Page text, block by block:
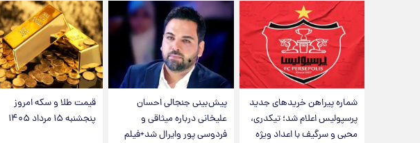
شماره پیراهن خریدهای جدید
پرسپولیس اعلام شد؛ تیکدری،
محبی و سرگیف با اعداد ویژه
پیش‌بینی جنجالی احسان
علیخانی درباره میثاقی و
فردوسی پور وایرال شد+فیلم
قیمت طلا و سکه امروز
پنجشنبه ۱۵ مرداد ۱۴۰۵